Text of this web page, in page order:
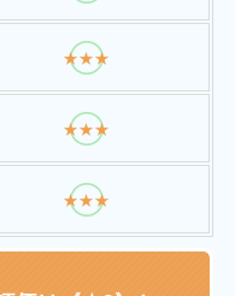
★★★
★★★
★★★